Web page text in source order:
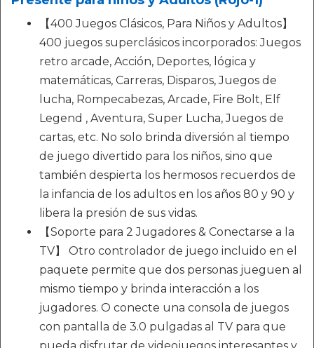
【400 Juegos Clásicos, Para Niños y Adultos】
400 juegos superclásicos incorporados: Juegos
retro arcade, Acción, Deportes, lógica y
matemáticas, Carreras, Disparos, Juegos de
lucha, Rompecabezas, Arcade, Fire Bolt, Elf
Legend , Aventura, Super Lucha, Juegos de
cartas, etc. No solo brinda diversión al tiempo
de juego divertido para los niños, sino que
también despierta los hermosos recuerdos de
la infancia de los adultos en los años 80 y 90 y
libera la presión de sus vidas.
【Soporte para 2 Jugadores & Conectarse a la
TV】 Otro controlador de juego incluido en el
paquete permite que dos personas jueguen al
mismo tiempo y brinda interacción a los
jugadores. O conecte una consola de juegos
con pantalla de 3.0 pulgadas al TV para que